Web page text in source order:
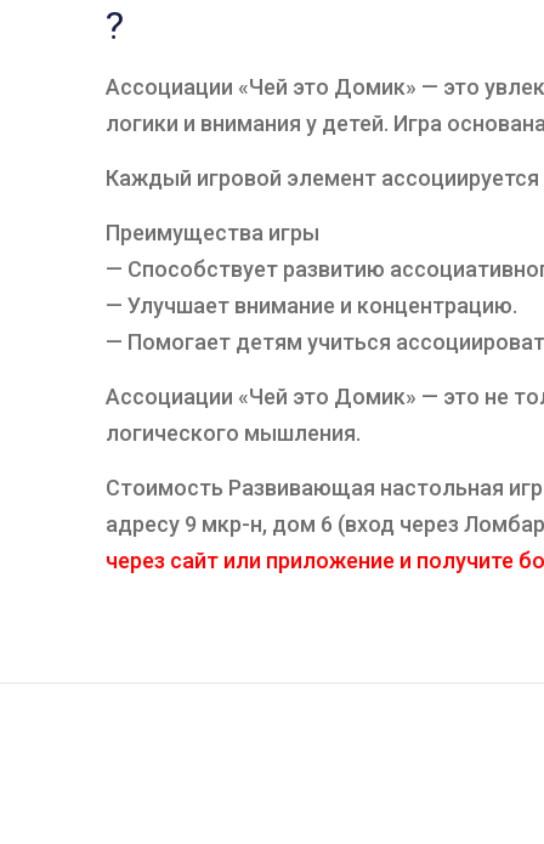
?
Ассоциации «Чей это Домик» — это
логики и внимания у детей. Игра
Каждый игровой элемент
Преимущества игры
— Способствует развитию
— Улучшает внимание и концентрацию.
— Помогает детям учиться
Ассоциации «Чей это Домик» — это не
логического мышления.
Стоимость Развивающая настольная
адресу 9 мкр-н, дом 6 (вход через
через сайт или приложение и получите